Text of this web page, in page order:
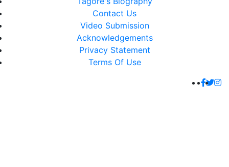
Contact Us
Video Submission
Acknowledgements
Privacy Statement
Terms Of Use